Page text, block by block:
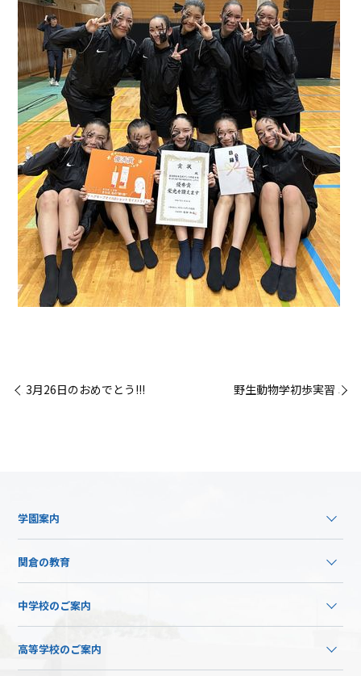
« 3月26日のおめでとう!!! 野生動物学初歩実習 »
学園案内
関倉の教育
中学校のご案内
高等学校のご案内